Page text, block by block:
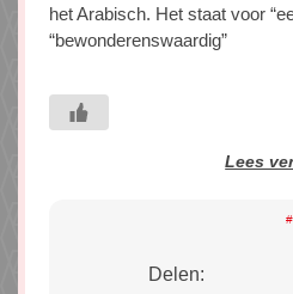
het Arabisch. Het staat voor
“bewonderenswaardig”
Lees
Delen: